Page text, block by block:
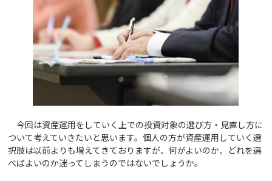
今回は資産運用をしていく上での投資対象の選び方・見直し方に
ついて考えていきたいと思います。個人の方が資産運用していく選
択肢は以前よりも増えてきておりますが、何がよいのか、どれを選
べばよいのか迷ってしまうのではないでしょうか。